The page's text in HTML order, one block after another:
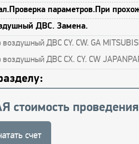
параметров.При
ДВС. Замена.
воздушный ДВС CY. CW. GA
воздушный ДВС CX. CY. CW
стоимость
счет